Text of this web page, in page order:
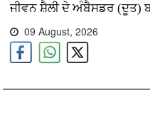
ਜੀਵਨ ਸ਼ੈਲੀ ਦੇ ਅੰਬੈਸਡਰ (ਦੂਤ)
09 August, 2026